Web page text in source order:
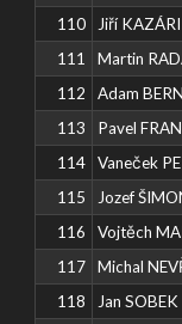
110
Jiří
111
Martin
112
Adam
113
Pavel
114
Vaneček
115
Jozef
116
Vojtěch
117
Michal
118
Jan SOBEK